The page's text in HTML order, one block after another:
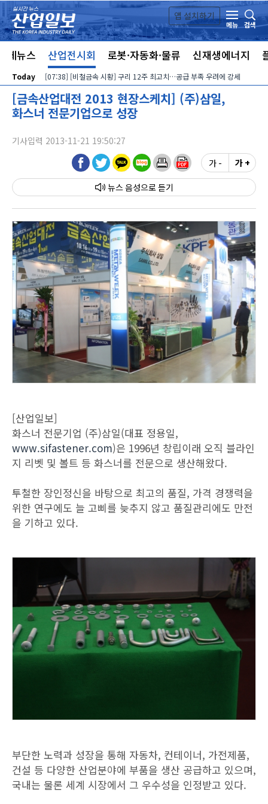
본문 바로가기
앱 설치하기
메뉴
검색
체뉴스 산업전시회 로봇·자동화·물류 신재생에너지
Today [07:38] [비철금속 시황] 구리 12주 최고치…공급 부족 우려에 강세
[금속산업대전 2013 현장스케치] (주)삼일,
화스너 전문기업으로 성장
기사입력 2013-11-21 19:50:27
뉴스 음성
가 - 가 +
[산업일보]
화스너 전문기업 (주)삼일(대표 정용일,
www.sifastener.com)은 1996년 창립이래 오직 블라인
지 리벳 및 볼트 등 화스너를 전문으로 생산해왔다.
투철한 장인정신을 바탕으로 최고의 품질, 가격 경쟁력을
위한 연구에도 늘 고삐를 늦추지 않고 품질관리에도 만전
을 기하고 있다.
부단한 노력과 성장을 통해 자동차, 컨테이너, 가전제품,
건설 등 다양한 산업분야에 부품을 생산 공급하고 있으며,
국내는 물론 세계 시장에서 그 우수성을 인정받고 있다.